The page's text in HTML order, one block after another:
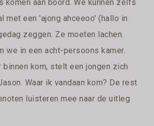
komen aan boord. We kunnen zelfs
met een 'ajong ahceeoo' (hallo in
zeggen. Ze moeten lachen.
we in een acht-persoons kamer.
binnen kom, stelt een jongen zich
Waar ik vandaan kom? De rest
luisteren mee naar de uitleg